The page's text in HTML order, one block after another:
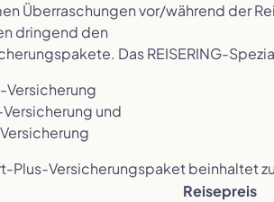
Überraschungen vor/während der
dringend den
Das REISERING-
und
Plus-Versicherungspaket beinhaltet
Reisepreis